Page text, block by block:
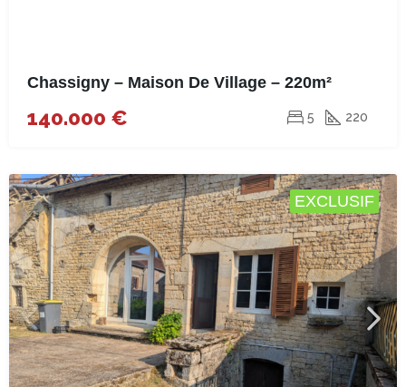
Chassigny – Maison De Village – 220m²
140.000 € 5 220
EXCLUSIF